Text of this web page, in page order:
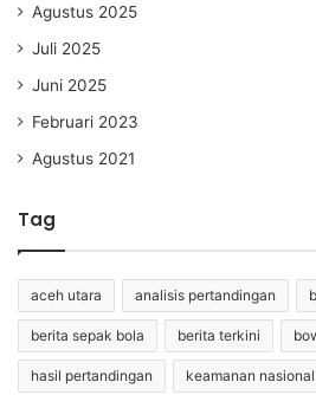
Agustus 2025
Juli 2025
Juni 2025
Februari 2023
Agustus 2021
Tag
aceh utara analisis pertandingan
berita sepak bola berita terkini
hasil pertandingan keamanan nasional